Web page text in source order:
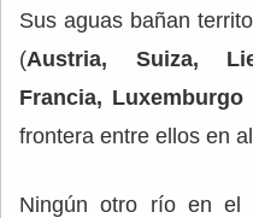
Sus aguas bañan
(Austria, Suiza,
Francia, Luxemburgo
frontera entre ellos en
Ningún otro río en el